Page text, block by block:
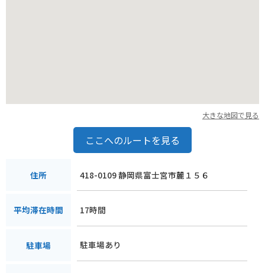
大きな地図で見る
ここへのルートを見る
住所 418-0109 静岡県富士宮市麓１５６
平均滞在時間 17時間
駐車場 駐車場あり